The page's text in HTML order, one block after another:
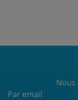
Par email